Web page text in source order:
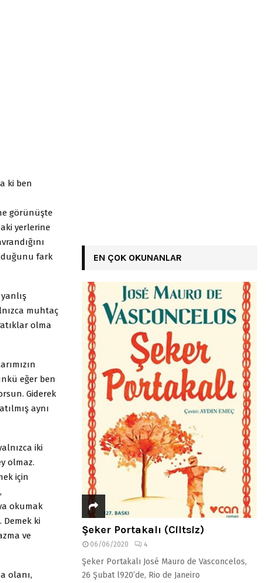
ki ben
görünüşte
yerlerine
fark
muhtaç
olma
eğer ben
Giderek
aynı
iki
olmaz.
için
okumak
Demek ki
ve
olanı,
EN ÇOK OKUNANLAR
Şeker Portakalı (Ciltsiz)
06/06/2020 4
Şeker Portakalı José Mauro de Vasconcelos,
26 Şubat l920’de, Rio de Janeiro